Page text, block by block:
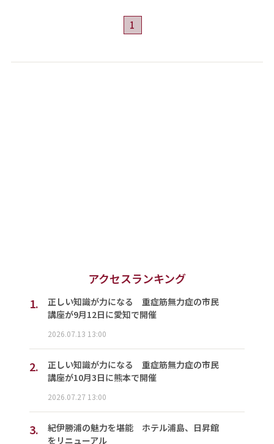
1
アクセスランキング
1.
正しい知識が力になる 重症筋無力症の市民
講座が9月12日に愛知で開催
2026.07.13 13:00
2.
正しい知識が力になる 重症筋無力症の市民
講座が10月3日に熊本で開催
2026.07.27 13:00
3.
紀伊勝浦の魅力を堪能 ホテル浦島、日昇館
をリニューアル